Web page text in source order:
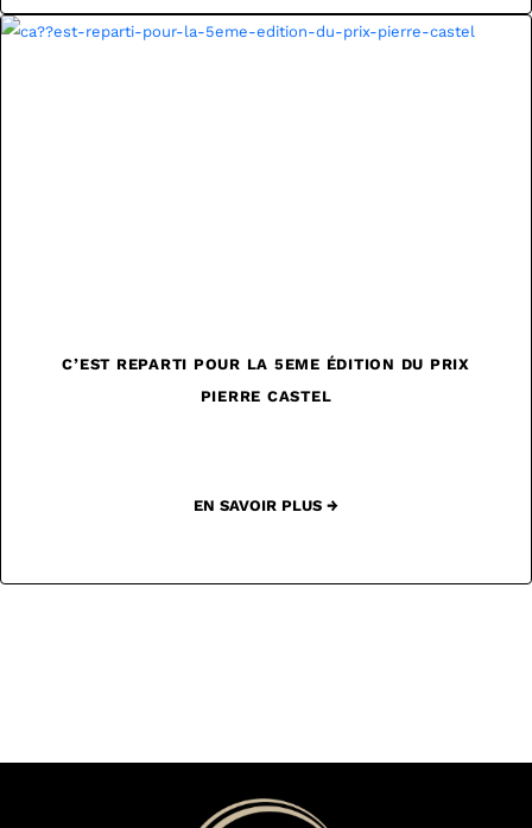
C’EST REPARTI POUR LA 5EME ÉDITION DU PRIX
PIERRE CASTEL
EN SAVOIR PLUS →